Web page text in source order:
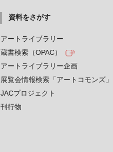
資料をさがす
アートライブラリー
蔵書検索（OPAC）
アートライブラリー企画
展覧会情報検索「アートコモンズ」
JACプロジェクト
刊行物